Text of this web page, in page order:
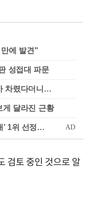
에 발견"
성접대 파문
차렸다더니…
게 달라진 근황
검토 중인 것으로 알